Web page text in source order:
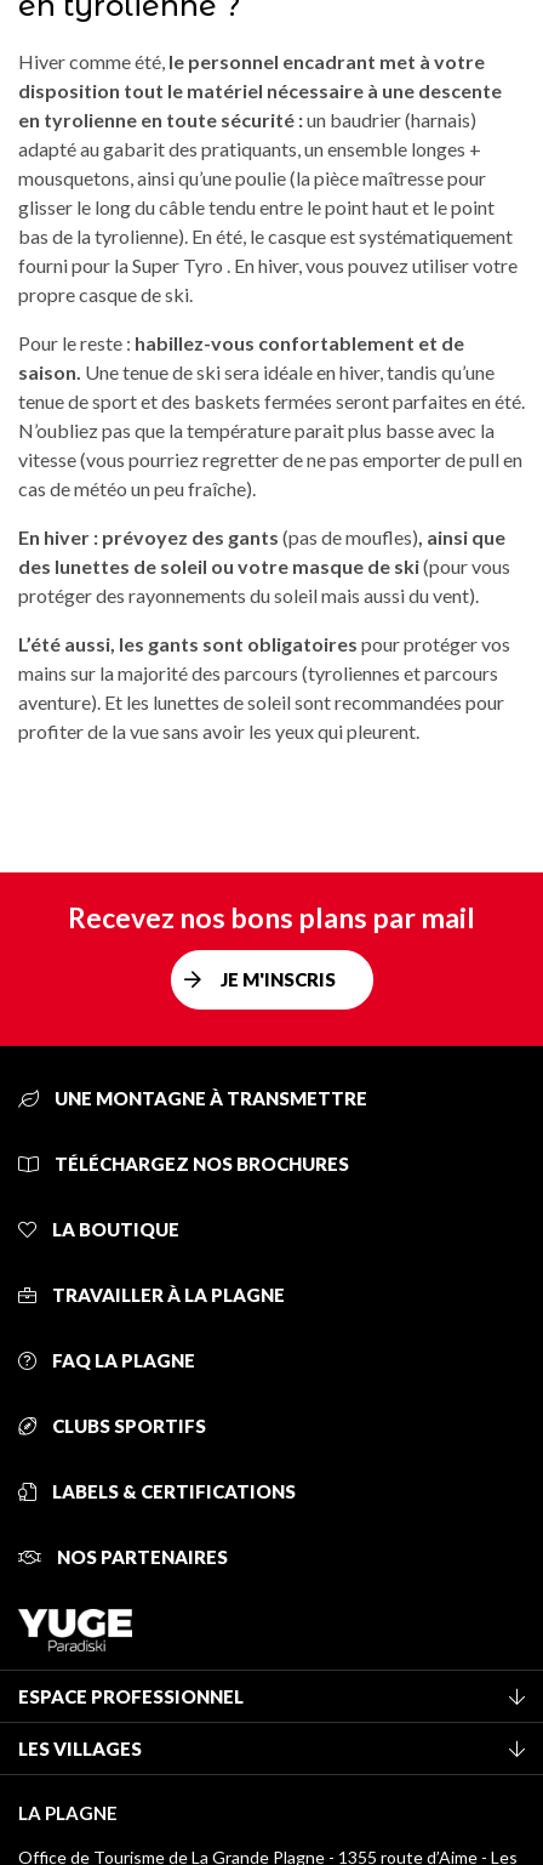
Hiver comme été, le personnel encadrant met à votre
disposition tout le matériel nécessaire à une descente
en tyrolienne en toute sécurité :un baudrier (harnais)
adapté au gabarit des pratiquants, un ensemble longes +
mousquetons, ainsi qu’une poulie (la pièce maîtresse pour
glisser le long du câble tendu entre le point haut et le point
bas de la tyrolienne). En été, le casque est systématiquement
fourni pour la Super Tyro . En hiver, vous pouvez utiliser votre
propre casque de ski.
Pour le reste : habillez-vous confortablement et de
saison. Une tenue de ski sera idéale en hiver, tandis qu’une
tenue de sport et des baskets fermées seront parfaites en été.
N’oubliez pas que la température parait plus basse avec la
vitesse (vous pourriez regretter de ne pas emporter de pull en
cas de météo un peu fraîche).
En hiver : prévoyez des gants (pas de moufles) , ainsi que
des lunettes de soleil ou votre masque de ski(pour vous
protéger des rayonnements du soleil mais aussi du vent).
L’été aussi, les gants sont obligatoires pour protéger vos
mains sur la majorité des parcours (tyroliennes et parcours
aventure). Et les lunettes de soleil sont recommandées pour
profiter de la vue sans avoir les yeux qui pleurent.
Recevez nos bons plans par mail
JE M'INSCRIS
UNE MONTAGNE À TRANSMETTRE
TÉLÉCHARGEZ NOS BROCHURES
LA BOUTIQUE
TRAVAILLER À LA PLAGNE
FAQ LA PLAGNE
CLUBS SPORTIFS
LABELS & CERTIFICATIONS
NOS PARTENAIRES
ESPACE PROFESSIONNEL
Classement des meublés
Taxe de séjour
Médiathèque
LES VILLAGES
Montchavin - Les Coches
LA PLAGNE
Office de Tourisme de La Grande Plagne - 1355 route d’Aime - Les